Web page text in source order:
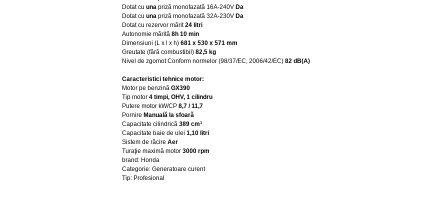
Dotat cu una priză monofazată 16A-240V Da
Dotat cu una priză monofazată 32A-230V Da
Dotat cu rezervor mărit24 litri
Autonomie mărită 8h 10 min
Dimensiuni (L x l x h) 681 x 530 x 571 mm
Greutate (fără combustibil) 82,5 kg
Nivel de zgomot Conform normelor (98/37/EC, 2006/42/EC) 82 dB(A)
Caracteristici tehnice motor:
Motor pe benzină GX390
Tip motor 4 timpi, OHV, 1 cilindru
Putere motor kW/CP 8,7 / 11,7
Pornire Manuală la sfoară
Capacitate cilindrică 389 cm³
Capacitate baie de ulei 1,10 litri
Sistem de răcire Aer
Turaţie maximă motor 3000 rpm
brand: Honda
Categorie: Generatoare curent
Tip: Profesional